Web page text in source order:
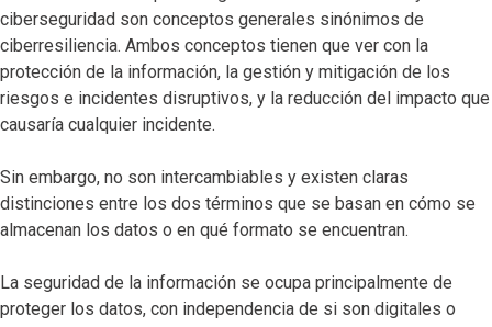
ciberseguridad son conceptos generales sinónimos de
ciberresiliencia. Ambos conceptos tienen que ver con la
protección de la información, la gestión y mitigación de los
riesgos e incidentes disruptivos, y la reducción del impacto que
causaría cualquier incidente.
Sin embargo, no son intercambiables y existen claras
distinciones entre los dos términos que se basan en cómo se
almacenan los datos o en qué formato se encuentran.
La seguridad de la información se ocupa principalmente de
proteger los datos, con independencia de si son digitales o